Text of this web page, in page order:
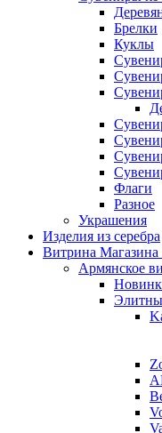
Брелки
Куклы
Флаги
Разное
Украшения
Изделия из серебра
Витрина
Армянское